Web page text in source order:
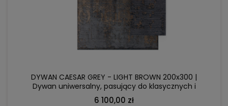
DYWAN CAESAR GREY - LIGHT BROWN 200x300 |
Dywan uniwersalny, pasujący do klasycznych i
nowoczesnych wnętrz
6 100,00 zł
DO KOSZYKA